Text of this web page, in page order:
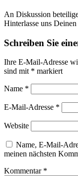
An Diskussion
Hinterlasse uns
Schreiben Sie
Ihre E-Mail-Adresse
sind mit * markiert
Name *
E-Mail-Adresse *
Website
Name, E-Mail-
meinen nächsten
Kommentar *